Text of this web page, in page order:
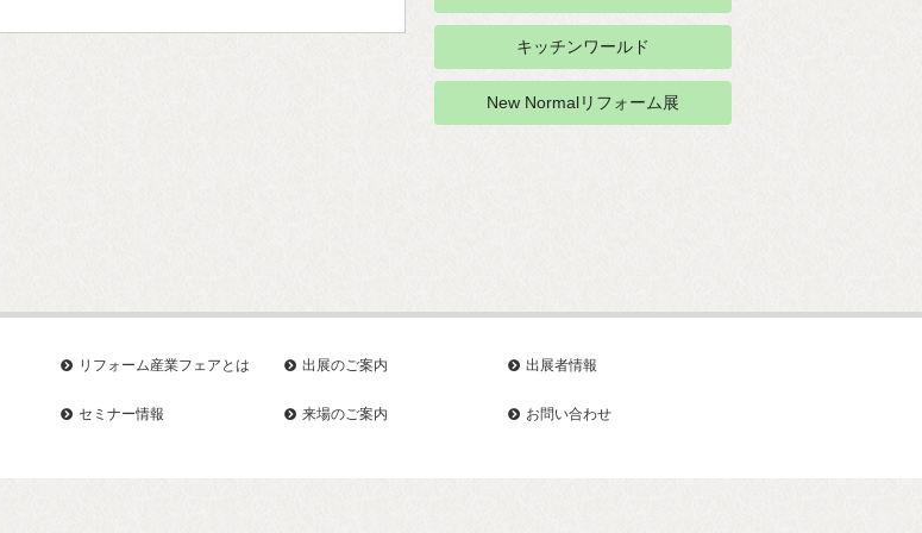
キッチンワールド
New Normalリフォーム展
リフォーム産業フェアとは 出展のご案内 出展者情報
セミナー情報 来場のご案内 お問い合わせ